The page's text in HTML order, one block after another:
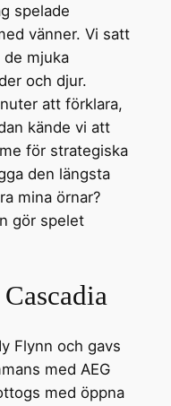
spelade
vänner. Vi satt
mjuka
och djur.
att förklara,
kände vi att
för strategiska
den längsta
mina örnar?
gör spelet
Flynn och gavs
med AEG
med öppna